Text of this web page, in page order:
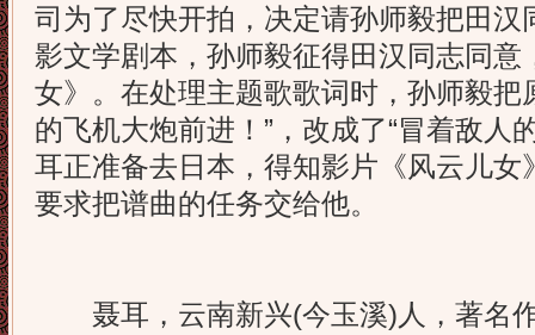
司为了尽快开拍，决定请孙师毅把田汉
影文学剧本，孙师毅征得田汉同志同意
女》。在处理主题歌歌词时，孙师毅把
的飞机大炮前进！”，改成了“冒着敌人
耳正准备去日本，得知影片《风云儿女
要求把谱曲的任务交给他。
聂耳，云南新兴(今玉溪)人，著名